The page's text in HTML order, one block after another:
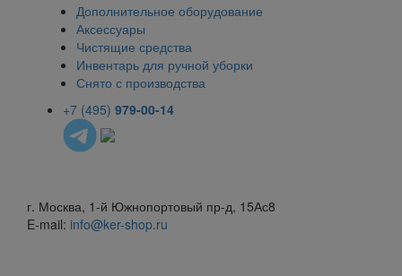
Дополнительное оборудование
Аксессуары
Чистящие средства
Инвентарь для ручной уборки
Снято с производства
+7 (495) 979-00-14
г. Москва, 1-й Южнопортовый пр-д, 15Ас8
E-mail: info@ker-shop.ru